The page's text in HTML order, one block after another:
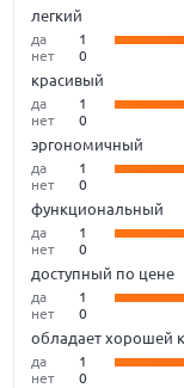
легкий
да
1
нет
0
красивый
да
1
нет
0
эргономичный
да
1
нет
0
функциональный
да
1
нет
0
доступный по цене
да
1
нет
0
обладает хорошей
да
1
нет
0